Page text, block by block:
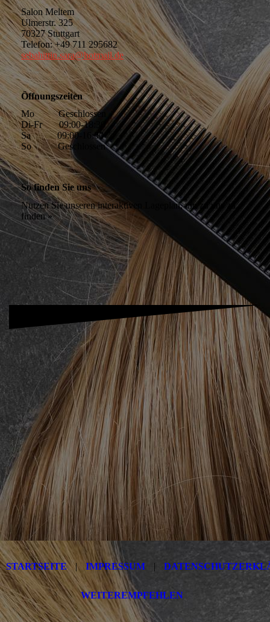
Salon Meltem
Ulmerstr. 325
70327 Stuttgart
Telefon: +49 711 295682
sebahittin.sara@hotmail.de
Öffnungszeiten
Mo Geschlossen
Di-Fr 09:00-18:30
Sa 09:00-16:00
So Geschlossen
So finden Sie uns
Nutzen Sie unseren inter­aktiven La­ge­plan, um zu uns zu
finden »
STARTSEITE | IMPRESSUM |
WEITEREMPFEHLEN